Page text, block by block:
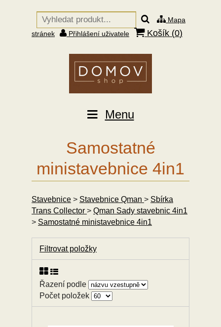
Mapa
stránek
Přihlášení uživatele Košík (0)
Menu
Samostatné
ministavebnice 4in1
Stavebnice > Stavebnice Qman > Sbírka
Trans Collector > Qman Sady stavebnic 4in1
> Samostatné ministavebnice 4in1
Filtrovat položky
Řazení podle
Počet položek